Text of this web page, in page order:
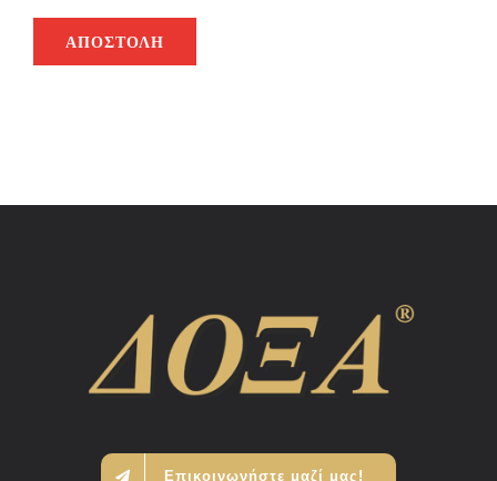
ΑΠΟΣΤΟΛΉ
Επικοινωνήστε μαζί μας!